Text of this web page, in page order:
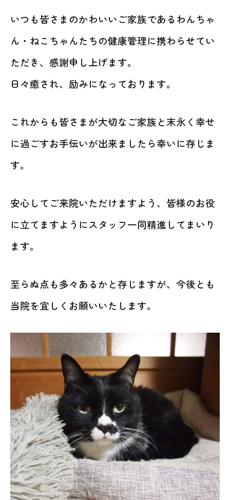
いつも皆さまのかわいいご家族であるわんちゃ
ん・ねこちゃんたちの健康管理に携わらせてい
ただき、感謝申し上げます。
日々癒され、励みになっております。
これからも皆さまが大切なご家族と末永く幸せ
に過ごすお手伝いが出来ましたら幸いに存じま
す。
安心してご来院いただけますよう、皆様のお役
に立てますようにスタッフ一同精進してまいり
ます。
至らぬ点も多々あるかと存じますが、今後とも
当院を宜しくお願いいたします。